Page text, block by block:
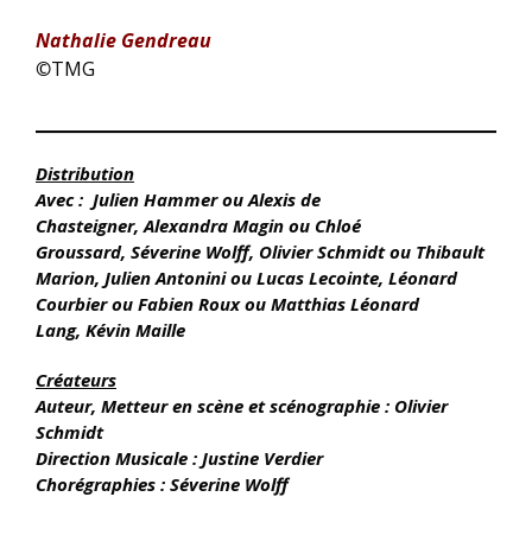
Nathalie Gendreau
©TMG
Distribution
Avec : Julien Hammer ou Alexis de
Chasteigner, Alexandra Magin ou Chloé
Groussard, Séverine Wolff, Olivier Schmidt ou Thibault
Marion, Julien Antonini ou Lucas Lecointe, Léonard
Courbier ou Fabien Roux ou Matthias Léonard
Lang, Kévin Maille
Créateurs
Auteur, Metteur en scène et scénographie : Olivier
Schmidt
Direction Musicale : Justine Verdier
Chorégraphies : Séverine Wolff